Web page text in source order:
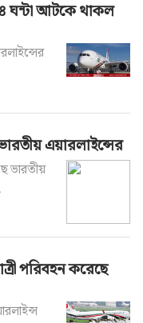
ঘন্টা আটকে থাকল
এয়ারলাইন্সের
ভারতীয়
পরিবহন করেছে